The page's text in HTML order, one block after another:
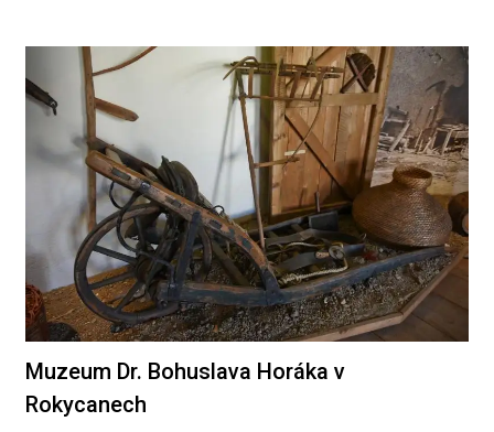
Muzeum Dr. Bohuslava Horáka v
Rokycanech